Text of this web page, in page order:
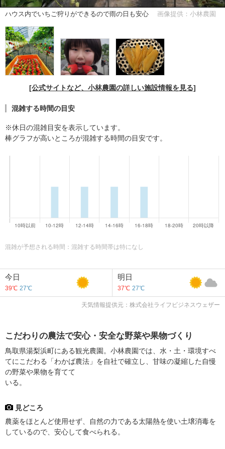
ハウス内でいちご狩りができるので雨の日も安心 画像提供：小林農園
[公式サイトなど、小林農園の詳しい施設情報を見る]
混雑する時間の目安
※休日の混雑目安を表示しています。
棒グラフが高いところが混雑する時間の目安です。
混雑が予想される時間：混雑する時間帯は特になし
今日
39℃ 27℃
明日
37℃ 27℃
天気情報提供元：株式会社ライフビジネスウェザー
こだわりの農法で安心・安全な野菜や果物づくり
鳥取県湯梨浜町にある観光農園。小林農園では、水・土・環境すべ
てにこだわる「わかば農法」を自社で確立し、甘味の凝縮した自慢
の野菜や果物を育てて
いる。
見どころ
農薬をほとんど使用せず、自然の力である太陽熱を使い土壌消毒を
しているので、安心して食べられる。